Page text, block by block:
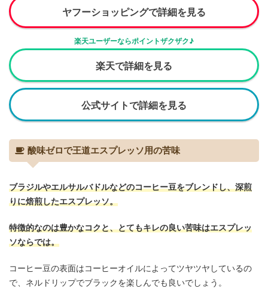
26
キンボ
トップフレーバー
yahoo!
27 yahoo!
28
アキラランド
エスプレッソ
ヤフーショッピングで詳細を見る
楽天ユーザーならポイントザクザク♪
楽天で詳細を見る
公式サイトで詳細を見る
酸味ゼロで王道エスプレッソ用の苦味
ブラジルやエルサルバドルなどのコーヒー豆をブレンドし、深煎
りに焙煎したエスプレッソ。
特徴的なのは豊かなコクと、とてもキレの良い苦味はエスプレッ
ソならでは。
コーヒー豆の表面はコーヒーオイルによってツヤツヤしているの
で、ネルドリップでブラックを楽しんでも良いでしょう。